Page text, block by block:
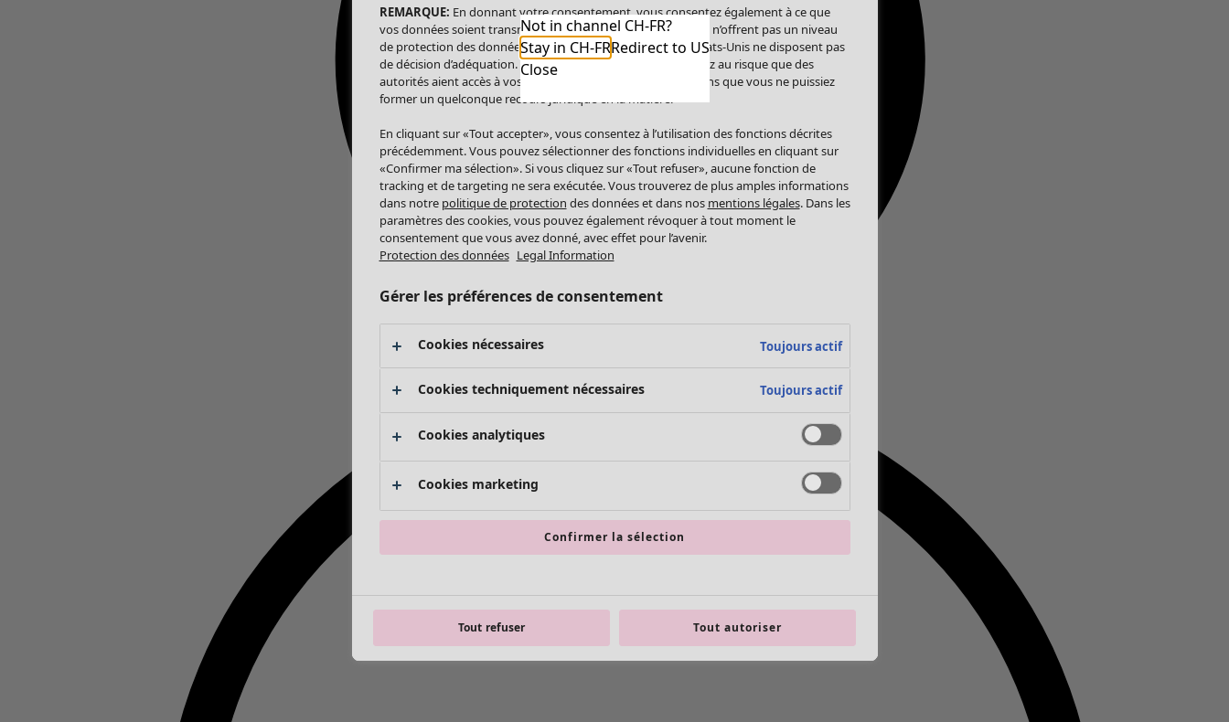
Not in channel CH-FR?
Stay in CH-FRRedirect to US
Close
REMARQUE: En donnant votre consentement, vous consentez également à ce que
vos données soient transmises aux États-Unis. Les États-Unis n’offrent pas un niveau
de protection des données comparable à celui de l’UE. Les États-Unis ne disposent pas
de décision d’adéquation. Par conséquent, vous vous exposez au risque que des
autorités aient accès à vos données à caractère personnel sans que vous ne puissiez
former un quelconque recours juridique en la matière.
En cliquant sur «Tout accepter», vous consentez à l’utilisation des fonctions décrites
précédemment. Vous pouvez sélectionner des fonctions individuelles en cliquant sur
«Confirmer ma sélection». Si vous cliquez sur «Tout refuser», aucune fonction de
tracking et de targeting ne sera exécutée. Vous trouverez de plus amples informations
dans notre politique de protection des données et dans nos mentions légales. Dans les
paramètres des cookies, vous pouvez également révoquer à tout moment le
consentement que vous avez donné, avec effet pour l’avenir.
Protection des données Legal Information
Gérer les préférences de consentement
Cookies nécessaires Toujours actif
Cookies techniquement nécessaires Toujours actif
Cookies analytiques
Cookies marketing
Confirmer la sélection
Tout refuser Tout autoriser